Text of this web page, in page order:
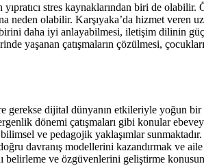
stres kaynaklarından biri de
neden olabilir. Karşıyaka’da hizmet veren
daha iyi anlayabilmesi, iletişim dilinin
yaşanan çatışmaların çözülmesi,
dijital dünyanın etkileriyle yoğun
dönemi çatışmaları gibi konular
ve pedagojik yaklaşımlar
davranış modellerini kazandırmak ve
belirleme ve özgüvenlerini geliştirme